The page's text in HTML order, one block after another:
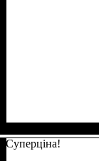
Суперціна!